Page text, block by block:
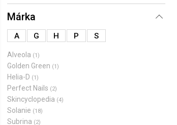
Márka
A G H P S
Alveola (1)
Golden Green (1)
Helia-D (1)
Perfect Nails (2)
Skincyclopedia (4)
Solanie (18)
Subrina (2)